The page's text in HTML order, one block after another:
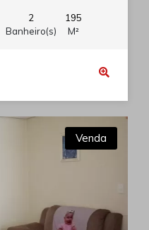
2
Banheiro(s)
195
M²
Venda